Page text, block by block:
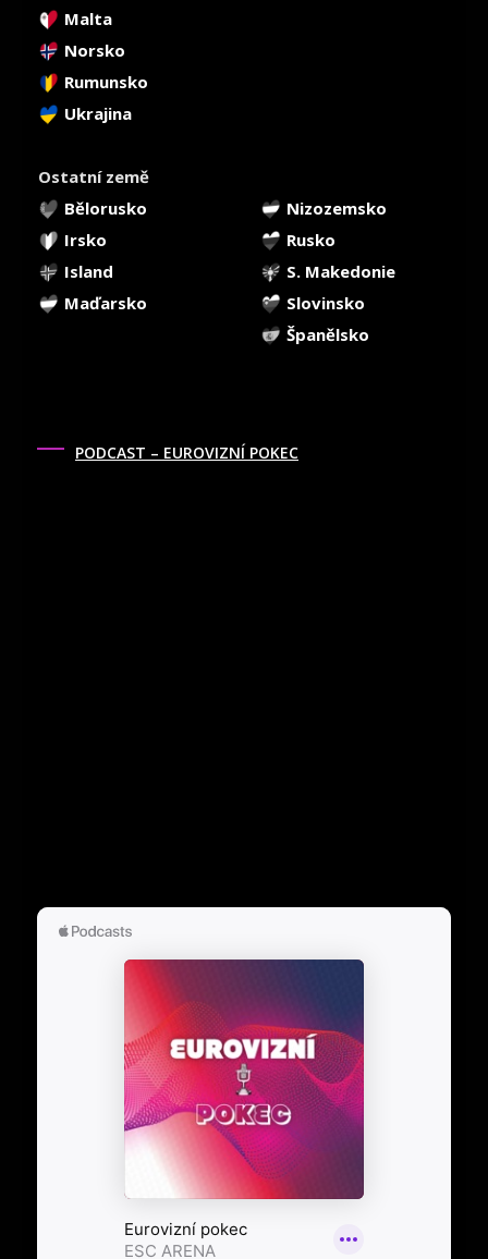
Malta
Norsko
Rumunsko
Ukrajina
Ostatní země
Bělorusko
Nizozemsko
Irsko
Rusko
Island
S. Makedonie
Maďarsko
Slovinsko
Španělsko
PODCAST – EUROVIZNÍ POKEC